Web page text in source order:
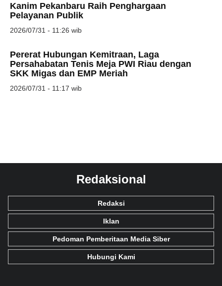
Kanim Pekanbaru Raih Penghargaan
Pelayanan Publik
2026/07/31 - 11:26 wib
Pererat Hubungan Kemitraan, Laga
Persahabatan Tenis Meja PWI Riau dengan
SKK Migas dan EMP Meriah
2026/07/31 - 11:17 wib
Redaksional
Redaksi
Iklan
Pedoman Pemberitaan Media Siber
Hubungi Kami